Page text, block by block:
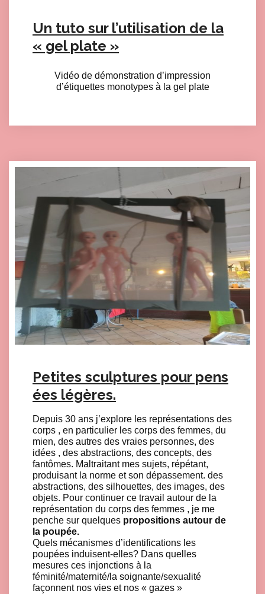
Un tuto sur l’utilisation de la
« gel plate »
Click here to accept Marketing cookies and load this content
Vidéo de démonstration d’impression
d’étiquettes monotypes à la gel plate
Petites sculptures pour pens
ées légères.
Depuis 30 ans j’explore les représentations des
corps , en particulier les corps des femmes, du
mien, des autres des vraies personnes, des
idées , des abstractions, des concepts, des
fantômes. Maltraitant mes sujets, répétant,
produisant la norme et son dépassement. des
abstractions, des silhouettes, des images, des
objets. Pour continuer ce travail autour de la
représentation du corps des femmes , je me
penche sur quelques propositions autour de
la poupée.
Quels mécanismes d’identifications les
poupées induisent-elles? Dans quelles
mesures ces injonctions à la
féminité/maternité/la soignante/sexualité
façonnent nos vies et nos « gazes »